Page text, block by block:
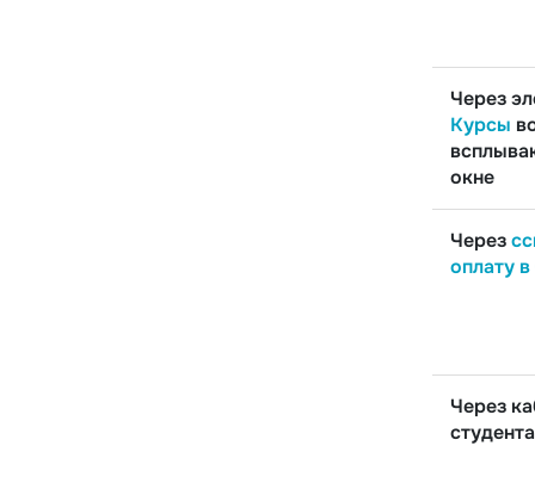
Через
Курсы
окне
Через
оплату в
Через
студента